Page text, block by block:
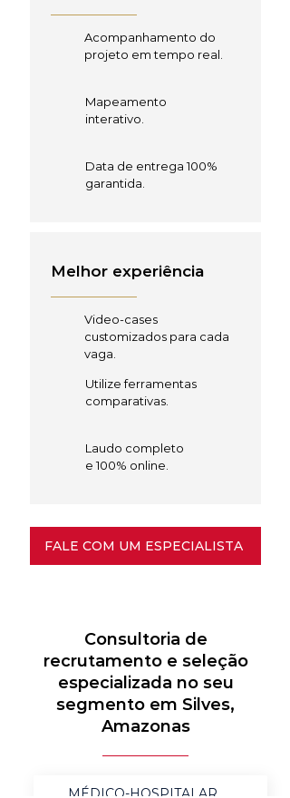
Acompanhamento do
projeto em tempo real.
Mapeamento
interativo.
Data de entrega 100%
garantida.
Melhor experiência
Video-cases
customizados para cada
vaga.
Utilize ferramentas
comparativas.
Laudo completo
e 100% online.
FALE COM UM ESPECIALISTA
Consultoria de
recrutamento e seleção
especializada no seu
segmento em Silves,
Amazonas
MÉDICO-HOSPITALAR